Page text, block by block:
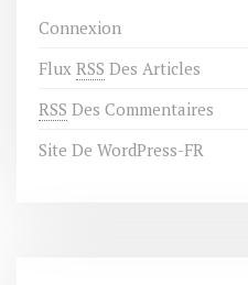
Connexion
Flux RSS Des Articles
RSS Des Commentaires
Site De WordPress-FR